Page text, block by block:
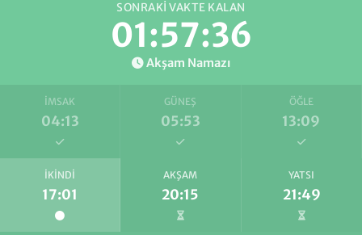
SONRAKI VAKTE KALAN
01:57:35
Akşam Namazı
İMSAK
04:13
GÜNEŞ
05:53
ÖĞLE
13:09
İKINDI
17:01
AKŞAM
20:15
YATSI
21:49